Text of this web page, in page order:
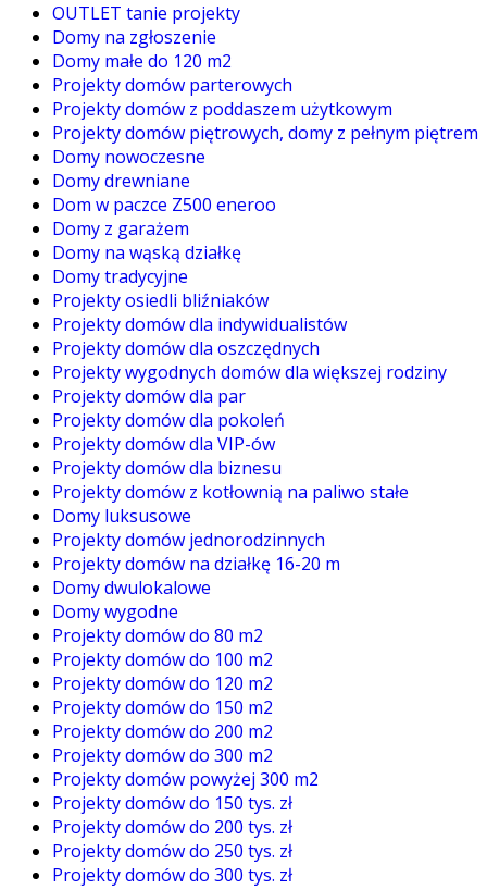
OUTLET tanie projekty
Domy na zgłoszenie
Domy małe do 120 m2
Projekty domów parterowych
Projekty domów z poddaszem użytkowym
Projekty domów piętrowych, domy z pełnym piętrem
Domy nowoczesne
Domy drewniane
Dom w paczce Z500 eneroo
Domy z garażem
Domy na wąską działkę
Domy tradycyjne
Projekty osiedli bliźniaków
Projekty domów dla indywidualistów
Projekty domów dla oszczędnych
Projekty wygodnych domów dla większej rodziny
Projekty domów dla par
Projekty domów dla pokoleń
Projekty domów dla VIP-ów
Projekty domów dla biznesu
Projekty domów z kotłownią na paliwo stałe
Domy luksusowe
Projekty domów jednorodzinnych
Projekty domów na działkę 16-20 m
Domy dwulokalowe
Domy wygodne
Projekty domów do 80 m2
Projekty domów do 100 m2
Projekty domów do 120 m2
Projekty domów do 150 m2
Projekty domów do 200 m2
Projekty domów do 300 m2
Projekty domów powyżej 300 m2
Projekty domów do 150 tys. zł
Projekty domów do 200 tys. zł
Projekty domów do 250 tys. zł
Projekty domów do 300 tys. zł